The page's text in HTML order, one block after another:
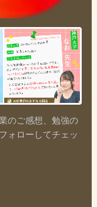
のご感想、勉強の
ォローしてチェッ